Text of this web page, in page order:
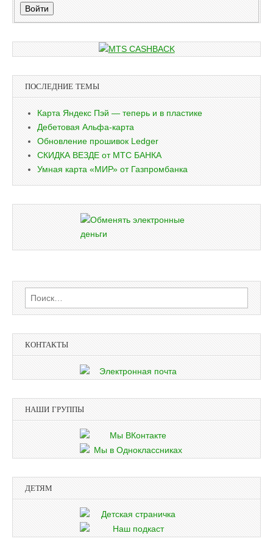
Войти
ПОСЛЕДНИЕ ТЕМЫ
Карта Яндекс Пэй — теперь и в пластике
Дебетовая Альфа-карта
Обновление прошивок Ledger
СКИДКА ВЕЗДЕ от МТС БАНКА
Умная карта «МИР» от Газпромбанка
Найти:
КОНТАКТЫ
НАШИ ГРУППЫ
ДЕТЯМ